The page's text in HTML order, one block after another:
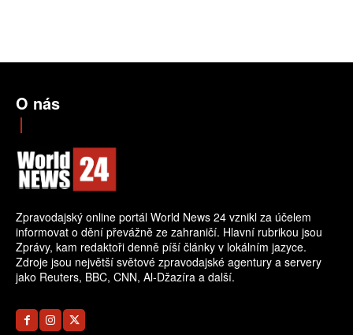
O nás
Zpravodajský online portál World News 24 vznikl za účelem
informovat o dění převážně ze zahraničí. Hlavní rubrikou jsou
Zprávy, kam redaktoři denně píší články v lokálním jazyce.
Zdroje jsou největší světové zpravodajské agentury a servery
jako Reuters, BBC, CNN, Al-Džazíra a další.